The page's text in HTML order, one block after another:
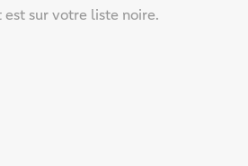
est sur votre liste noire.